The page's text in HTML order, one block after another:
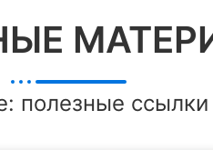
полезные ссылки